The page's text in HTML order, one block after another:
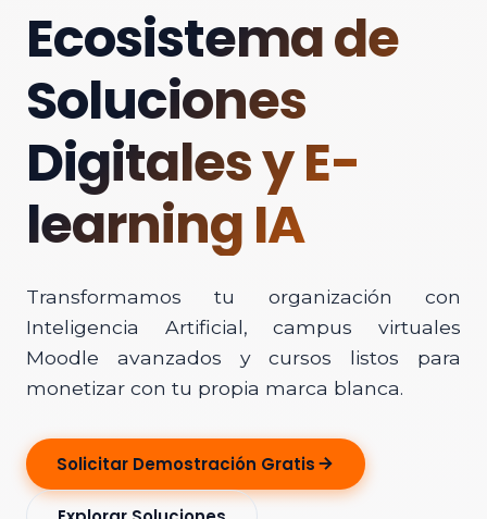
Ecosistema de
Soluciones
Digitales y E-
learning IA
Transformamos tu organización con
Inteligencia Artificial, campus virtuales
Moodle avanzados y cursos listos para
monetizar con tu propia marca blanca.
Solicitar Demostración Gratis